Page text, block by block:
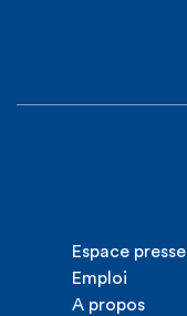
Espace presse
Emploi
A propos